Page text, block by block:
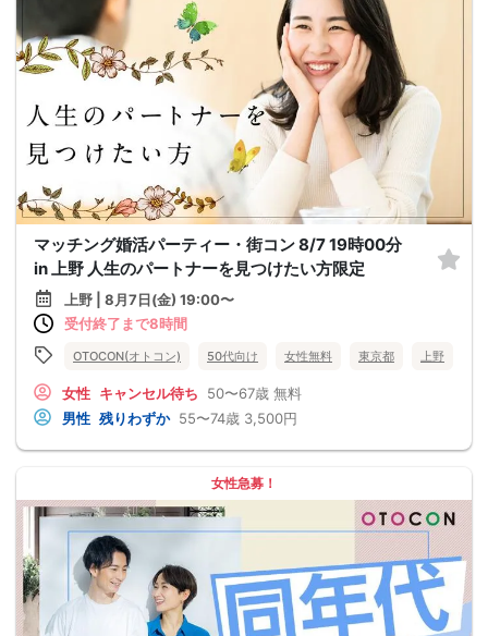
マッチング婚活パーティー・街コン 8/7 19時00分
in 上野 人生のパートナーを見つけたい方限定
上野 | 8月7日(金) 19:00〜
受付終了まで8時間
OTOCON(オトコン) 50代向け 女性無料 東京都 上野
女性 キャンセル待ち 50〜67歳 無料
男性 残りわずか 55〜74歳 3,500円
女性急募！